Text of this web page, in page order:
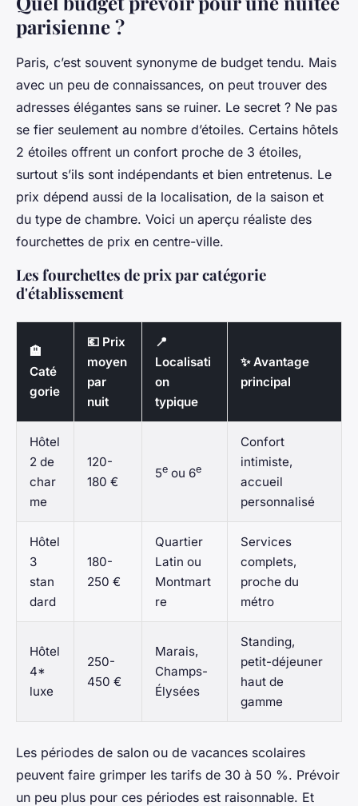
parisienne ?
Paris, c’est souvent synonyme de budget tendu. Mais
avec un peu de connaissances, on peut trouver des
adresses élégantes sans se ruiner. Le secret ? Ne pas
se fier seulement au nombre d’étoiles. Certains hôtels
2 étoiles offrent un confort proche de 3 étoiles,
surtout s’ils sont indépendants et bien entretenus. Le
prix dépend aussi de la localisation, de la saison et
du type de chambre. Voici un aperçu réaliste des
fourchettes de prix en centre-ville.
Les fourchettes de prix par catégorie
d'établissement
🏨
Caté
gorie
💶 Prix
moyen
par
nuit
📍
Localisati
on
typique
✨ Avantage
principal
Hôtel
2 de
char
me
120-
180 €
5e ou 6e
Confort
intimiste,
accueil
personnalisé
Hôtel
3
stan
dard
180-
250 €
Quartier
Latin ou
Montmart
re
Services
complets,
proche du
métro
Hôtel
4*
luxe
250-
450 €
Marais,
Champs-
Élysées
Standing,
petit-déjeuner
haut de
gamme
Les périodes de salon ou de vacances scolaires
peuvent faire grimper les tarifs de 30 à 50 %. Prévoir
un peu plus pour ces périodes est raisonnable. Et